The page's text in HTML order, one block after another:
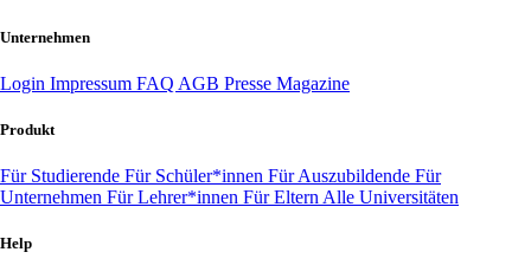
Unternehmen
Login Impressum FAQ AGB Presse Magazine
Produkt
Für Studierende Für Schüler*innen Für Auszubildende Für
Unternehmen Für Lehrer*innen Für Eltern Alle Universitäten
Help